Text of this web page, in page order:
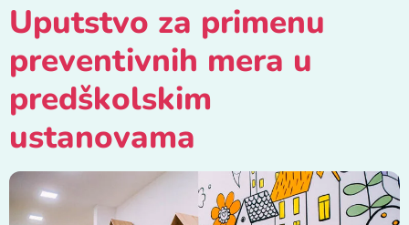
Uputstvo za primenu
preventivnih mera u
predškolskim
ustanovama